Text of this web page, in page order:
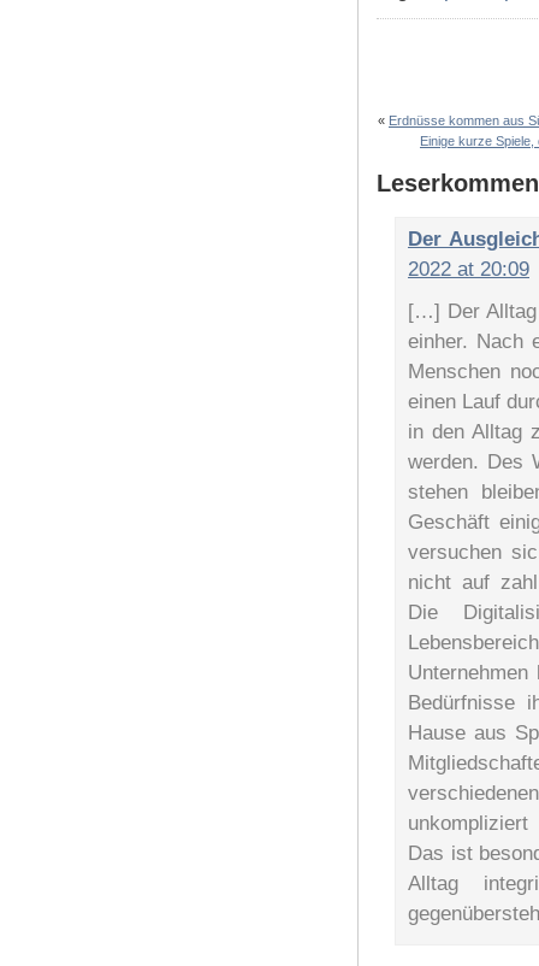
« Erdnüsse kommen aus
Einige kurze
Der
2022 at 20:09
[…] Der Alltag
einher. Nach
Menschen
einen Lauf
in den Alltag
werden. Des
stehen
Geschäft
versuchen
nicht auf
Die
Bedürfnisse
Hause aus
Das ist
Alltag